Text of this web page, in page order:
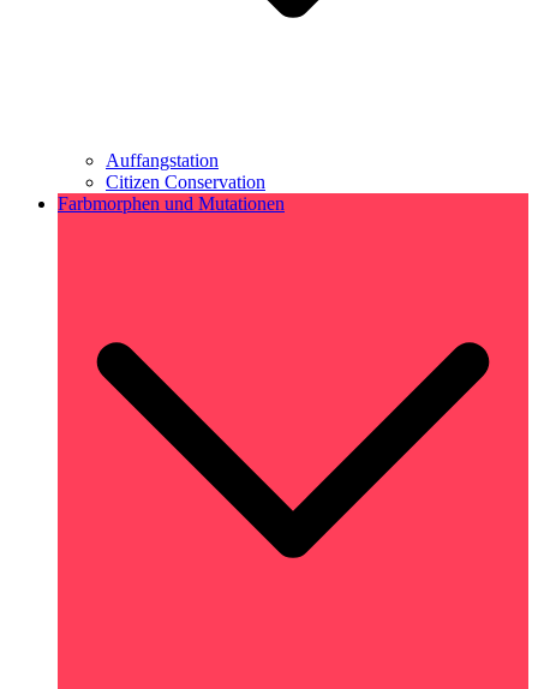
Auffangstation
Citizen Conservation
Farbmorphen und Mutationen